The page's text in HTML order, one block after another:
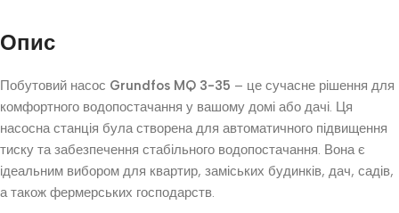
Опис
Побутовий насос Grundfos MQ 3-35 – це сучасне рішення для
комфортного водопостачання у вашому домі або дачі. Ця
насосна станція була створена для автоматичного підвищення
тиску та забезпечення стабільного водопостачання. Вона є
ідеальним вибором для квартир, заміських будинків, дач, садів,
а також фермерських господарств.